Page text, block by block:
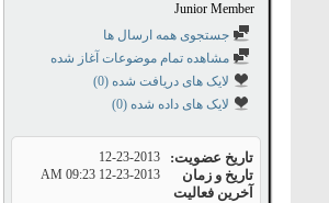
Junior Member
جستجوی همه ارسال ها
مشاهده تمام موضوعات آغاز شده
لایک های دریافت شده (0)
لایک های داده شده (0)
تاریخ عضویت 12-23-2013
تاریخ و زمان
آخرین فعالیت
12-23-2013
09:23 AM